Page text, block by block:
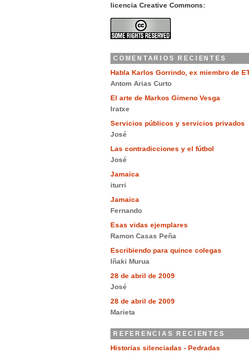
licencia Creative Commons:
COMENTARIOS RECIENTES
Habla Karlos Gorrindo, ex miembro de
Antom Arias Curto
El arte de Markos Gimeno Vesga
Iratxe
Servicios públicos y servicios privados
José
Las contradicciones y el fútbol
José
Jamaica
iturri
Jamaica
Fernando
Esas vidas ejemplares
Ramon Casas Peña
Escribiendo para quince colegas
Iñaki Murua
28 de abril de 2009
José
28 de abril de 2009
Marieta
REFERENCIAS RECIENTES
Historias silenciadas - Pedradas